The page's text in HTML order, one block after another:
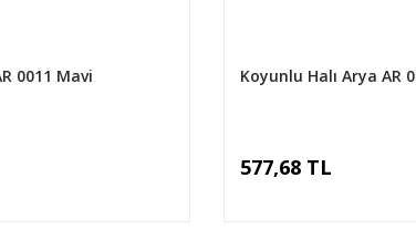
0011 Mavi Koyunlu Halı Arya AR
577,68 TL